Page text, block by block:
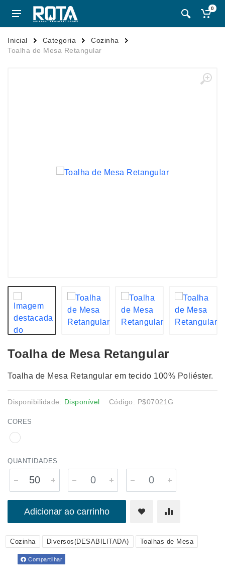
0
Inicial Categoria
Cozinha
Toalha de Mesa Retangular
Toalha de Mesa Retangular
Toalha de Mesa Retangular em tecido 100% Poliéster.
Disponibilidade: Disponível Código: P$07021G
CORES
QUANTIDADES
Adicionar ao carrinho
Cozinha Diversos(DESABILITADA) Toalhas de Mesa
Compartilhar